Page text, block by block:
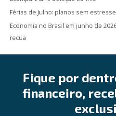
Férias de Julho: planos sem
Economia no Brasil em junho de
recua
Fique por
financeiro,